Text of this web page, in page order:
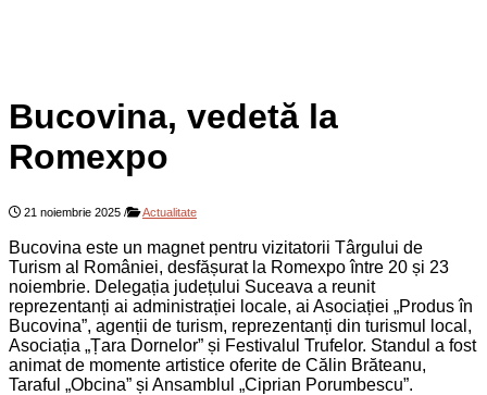
Bucovina, vedetă la
Romexpo
21 noiembrie 2025 / Actualitate
Bucovina este un magnet pentru vizitatorii Târgului de
Turism al României, desfășurat la Romexpo între 20 și 23
noiembrie. Delegația județului Suceava a reunit
reprezentanți ai administrației locale, ai Asociației „Produs în
Bucovina”, agenții de turism, reprezentanți din turismul local,
Asociația „Țara Dornelor” și Festivalul Trufelor. Standul a fost
animat de momente artistice oferite de Călin Brăteanu,
Taraful „Obcina” și Ansamblul „Ciprian Porumbescu”.